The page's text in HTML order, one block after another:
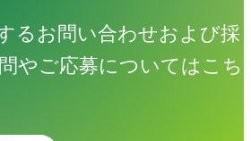
るお問い合わせおよび採
やご応募についてはこち